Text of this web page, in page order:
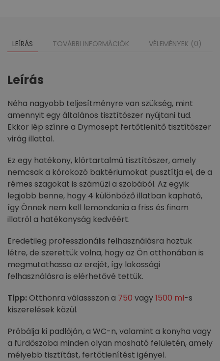
LEÍRÁS TOVÁBBI INFORMÁCIÓK VÉLEMÉNYEK (0)
Leírás
Néha nagyobb teljesítményre van szükség, mint
amennyit egy általános tisztítószer nyújtani tud.
Ekkor lép színre a Dymosept fertőtlenítő tisztítószer
virág illattal.
Ez egy hatékony, klórtartalmú tisztítószer, amely
nemcsak a kórokozó baktériumokat pusztítja el, de a
rémes szagokat is száműzi a szobából. Az egyik
legjobb benne, hogy 4 különböző illatban kapható,
így Önnek nem kell lemondania a friss és finom
illatról a hatékonyság kedvéért.
Eredetileg professzionális felhasználásra hoztuk
létre, de szerettük volna, hogy az Ön otthonában is
megmutathassa az erejét, így lakossági
felhasználásra is elérhetővé tettük.
Tipp:Otthonra válassszon a 750 vagy1500 ml-s
kiszerelések közül.
Próbálja ki padlóján, a WC-n, valamint a konyha vagy
a fürdőszoba minden olyan mosható felületén, amely
mélyebb tisztítást, fertőtlenítést igényel.